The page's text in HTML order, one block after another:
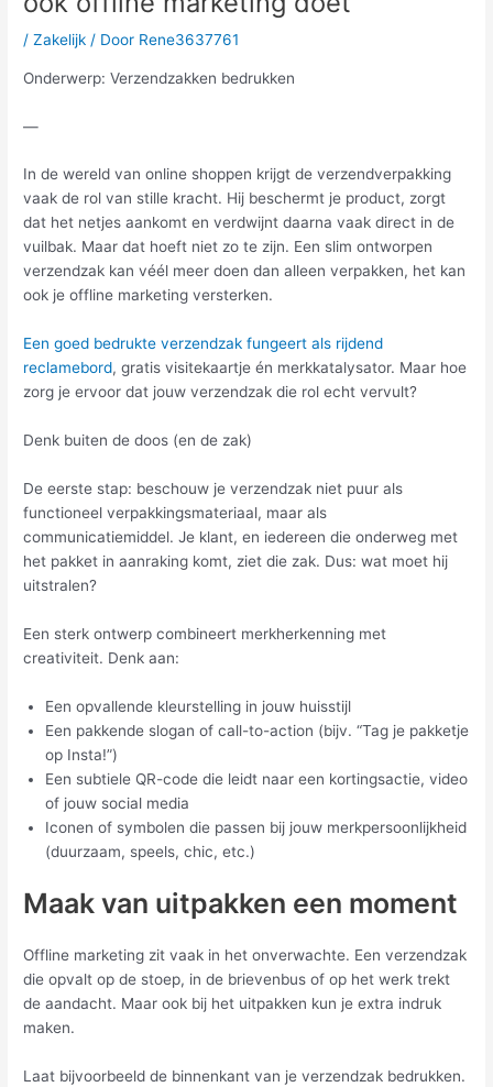
/Zakelijk / Door Rene3637761
Onderwerp: Verzendzakken bedrukken
—
In de wereld van online shoppen krijgt de verzendverpakking
vaak de rol van stille kracht. Hij beschermt je product, zorgt
dat het netjes aankomt en verdwijnt daarna vaak direct in de
vuilbak. Maar dat hoeft niet zo te zijn. Een slim ontworpen
verzendzak kan véél meer doen dan alleen verpakken, het kan
ook je offline marketing versterken.
Een goed bedrukte verzendzak fungeert als rijdend
reclamebord, gratis visitekaartje én merkkatalysator. Maar hoe
zorg je ervoor dat jouw verzendzak die rol echt vervult?
Denk buiten de doos (en de zak)
De eerste stap: beschouw je verzendzak niet puur als
functioneel verpakkingsmateriaal, maar als
communicatiemiddel. Je klant, en iedereen die onderweg met
het pakket in aanraking komt, ziet die zak. Dus: wat moet hij
uitstralen?
Een sterk ontwerp combineert merkherkenning met
creativiteit. Denk aan:
Een opvallende kleurstelling in jouw huisstijl
Een pakkende slogan of call-to-action (bijv. “Tag je pakketje
op Insta!”)
Een subtiele QR-code die leidt naar een kortingsactie, video
of jouw social media
Iconen of symbolen die passen bij jouw merkpersoonlijkheid
(duurzaam, speels, chic, etc.)
Maak van uitpakken een moment
Offline marketing zit vaak in het onverwachte. Een verzendzak
die opvalt op de stoep, in de brievenbus of op het werk trekt
de aandacht. Maar ook bij het uitpakken kun je extra indruk
maken.
Laat bijvoorbeeld de binnenkant van je verzendzak bedrukken.